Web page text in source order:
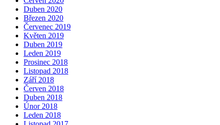
Duben 2020
Březen 2020
Červenec 2019
Květen 2019
Duben 2019
Leden 2019
Prosinec 2018
Listopad 2018
Září 2018
Červen 2018
Duben 2018
Únor 2018
Leden 2018